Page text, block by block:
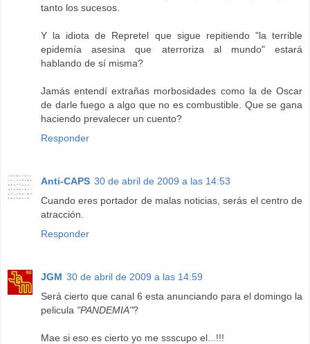
tanto los sucesos.
Y la idiota de Repretel que sigue repitiendo "la terrible
epidemía asesina que aterroriza al mundo" estará
hablando de sí misma?
Jamás entendí extrañas morbosidades como la de Oscar
de darle fuego a algo que no es combustible. Que se gana
haciendo prevalecer un cuento?
Responder
Anti-CAPS 30 de abril de 2009 a las 14:53
Cuando eres portador de malas noticias, serás el centro de
atracción.
Responder
JGM 30 de abril de 2009 a las 14:59
Será cierto que canal 6 esta anunciando para el domingo la
pelicula "PANDEMIA"?
Mae si eso es cierto yo me ssscupo el...!!!